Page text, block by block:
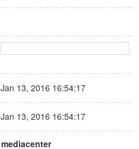
Jan 13, 2016 16:54:17
Jan 13, 2016 16:54:17
mediacenter